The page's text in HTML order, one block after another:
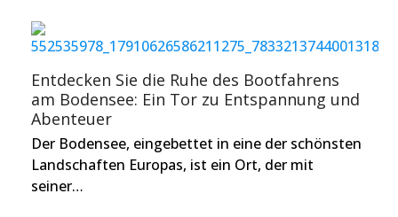
Entdecken Sie die Ruhe des Bootfahrens
am Bodensee: Ein Tor zu Entspannung und
Abenteuer
Der Bodensee, eingebettet in eine der schönsten
Landschaften Europas, ist ein Ort, der mit
seiner…